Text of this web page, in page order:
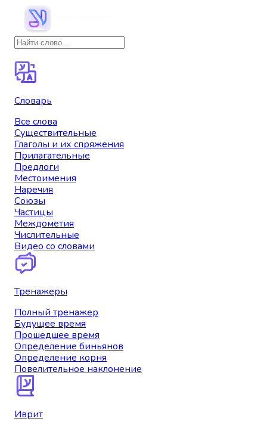
Словарь
Все слова
Существительные
Глаголы и их спряжения
Прилагательные
Предлоги
Местоимения
Наречия
Союзы
Частицы
Междометия
Числительные
Видео со словами
Тренажеры
Полный тренажер
Будущее время
Прошедшее время
Определение биньянов
Определение корня
Повелительное наклонение
Иврит